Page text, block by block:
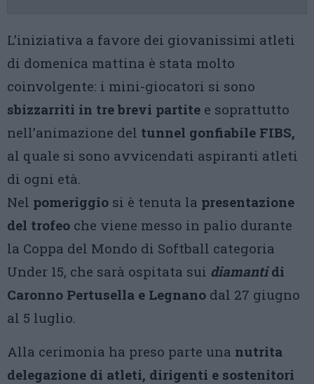
L’iniziativa a favore dei giovanissimi atleti
di domenica mattina è stata molto
coinvolgente: i mini-giocatori si sono
sbizzarriti in tre brevi partite e soprattutto
nell’animazione del tunnel gonfiabile FIBS,
al quale si sono avvicendati aspiranti atleti
di ogni età.
Nel pomeriggio si è tenuta la presentazione
del trofeo che viene messo in palio durante
la Coppa del Mondo di Softball categoria
Under 15, che sarà ospitata sui diamantidi
Caronno Pertusella e Legnano dal 27 giugno
al 5 luglio.
Alla cerimonia ha preso parte una nutrita
delegazione di atleti, dirigenti e sostenitori